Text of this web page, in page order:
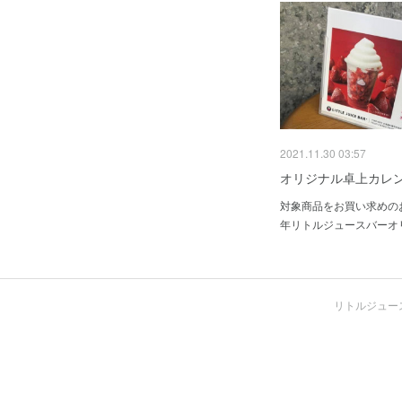
2021.11.30 03:57
オリジナル卓上カレ
対象商品をお買い求め
年リトルジュースバー
リトルジュ